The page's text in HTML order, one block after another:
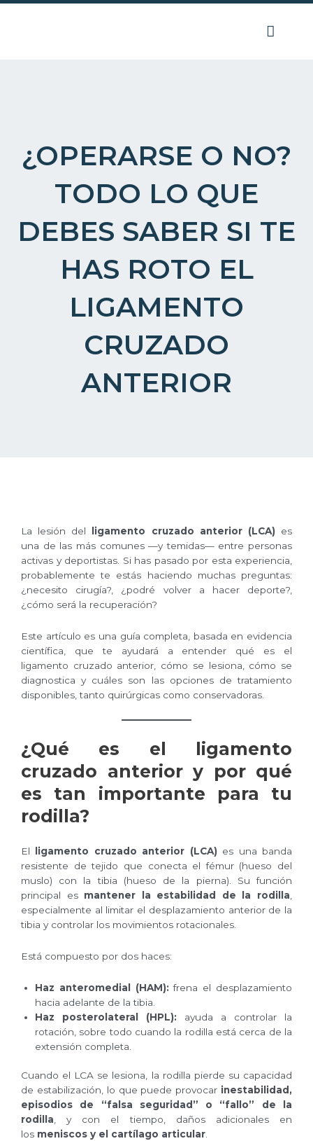
Ir
¿OPERARSE O NO?
TODO LO QUE
DEBES SABER SI TE
HAS ROTO EL
LIGAMENTO
CRUZADO
ANTERIOR
La lesión del ligamento cruzado anterior (LCA) es
una de las más comunes —y temidas— entre personas
activas y deportistas. Si has pasado por esta experiencia,
probablemente te estás haciendo muchas preguntas:
¿necesito cirugía?, ¿podré volver a hacer deporte?,
¿cómo será la recuperación?
Este artículo es una guía completa, basada en evidencia
científica, que te ayudará a entender qué es el
ligamento cruzado anterior, cómo se lesiona, cómo se
diagnostica y cuáles son las opciones de tratamiento
disponibles, tanto quirúrgicas como conservadoras.
¿Qué es el ligamento
cruzado anterior y por qué
es tan importante para tu
rodilla?
El ligamento cruzado anterior (LCA) es una banda
resistente de tejido que conecta el fémur (hueso del
muslo) con la tibia (hueso de la pierna). Su función
principal es mantener la estabilidad de la rodilla
especialmente al limitar el desplazamiento anterior de la
tibia y controlar los movimientos rotacionales.
Está compuesto por dos haces:
Haz anteromedial (HAM): frena el desplazamiento
hacia adelante de la tibia.
Haz posterolateral (HPL): ayuda a controlar la
rotación, sobre todo cuando la rodilla está cerca de la
extensión completa.
Cuando el LCA se lesiona, la rodilla pierde su capacidad
de estabilización, lo que puede provocar inestabilidad,
episodios de “falsa seguridad” o “fallo” de la
rodilla , y con el tiempo, daños adicionales en
los meniscos y el cartílago articular